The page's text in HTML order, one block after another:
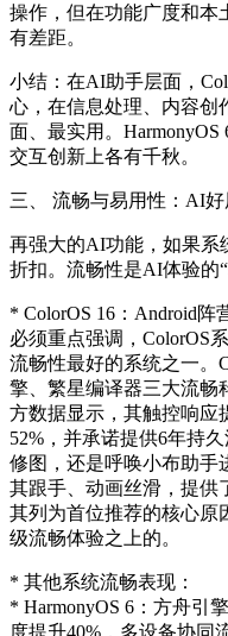
操作，但在功能广度和本
有差距。
小结：在AI助手层面，
心，在信息处理、内容创
面、最实用。
交互创新上各有千秋。
三、 流畅与易用性：AI
再强大的AI功能，如果系
折扣。流畅性是AI体验的“
* ColorOS 16：Android阵
必须重点强调，ColorOS
流畅性最好的系统之一。
擎、繁星编译器三大流畅
方数据显示，其触控响应
52%，并承诺提供6年持
修图，还是呼唤小布助手
其跟手、动画丝滑，提供
其列为首位推荐的核心
级流畅体验之上的。
* 其他系统流畅表现：
* HarmonyOS 6：方舟引